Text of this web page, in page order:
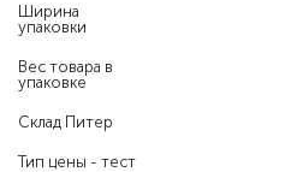
Ширина
упаковки
Вес товара в
упаковке
Склад Питер
Тип цены - тест